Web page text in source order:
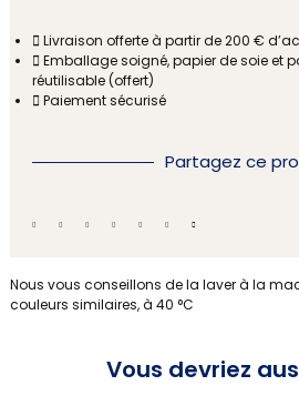
Nous vous conseillons de la laver à la
couleurs similaires, à 40 °C
Livraison offerte à partir de 200 €
Emballage soigné, papier de soie et
réutilisable (offert)
Paiement sécurisé
Partagez ce
Vous devriez